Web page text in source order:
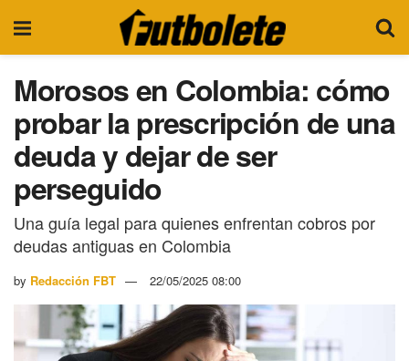
Morosos en Colombia: cómo
probar la prescripción de una
deuda y dejar de ser
perseguido
Una guía legal para quienes enfrentan cobros por
deudas antiguas en Colombia
by Redacción FBT 22/05/2025 08:00